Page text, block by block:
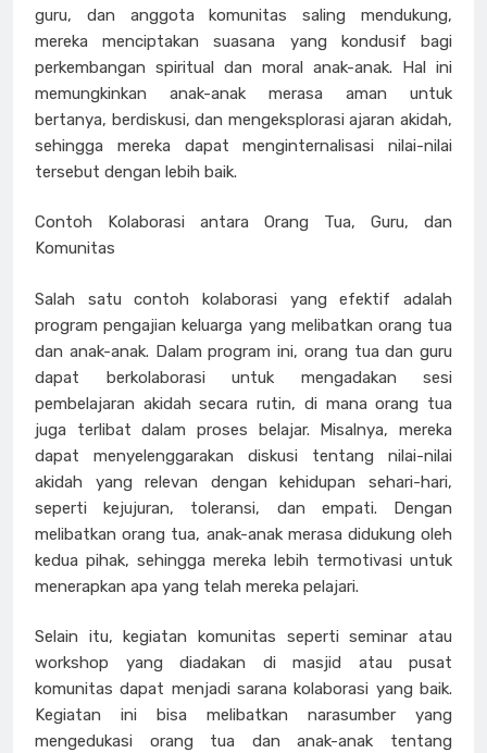
guru, dan anggota komunitas saling mendukung,
mereka menciptakan suasana yang kondusif bagi
perkembangan spiritual dan moral anak-anak. Hal ini
memungkinkan anak-anak merasa aman untuk
bertanya, berdiskusi, dan mengeksplorasi ajaran akidah,
sehingga mereka dapat menginternalisasi nilai-nilai
tersebut dengan lebih baik.
Contoh Kolaborasi antara Orang Tua, Guru, dan
Komunitas
Salah satu contoh kolaborasi yang efektif adalah
program pengajian keluarga yang melibatkan orang tua
dan anak-anak. Dalam program ini, orang tua dan guru
dapat berkolaborasi untuk mengadakan sesi
pembelajaran akidah secara rutin, di mana orang tua
juga terlibat dalam proses belajar. Misalnya, mereka
dapat menyelenggarakan diskusi tentang nilai-nilai
akidah yang relevan dengan kehidupan sehari-hari,
seperti kejujuran, toleransi, dan empati. Dengan
melibatkan orang tua, anak-anak merasa didukung oleh
kedua pihak, sehingga mereka lebih termotivasi untuk
menerapkan apa yang telah mereka pelajari.
Selain itu, kegiatan komunitas seperti seminar atau
workshop yang diadakan di masjid atau pusat
komunitas dapat menjadi sarana kolaborasi yang baik.
Kegiatan ini bisa melibatkan narasumber yang
mengedukasi orang tua dan anak-anak tentang